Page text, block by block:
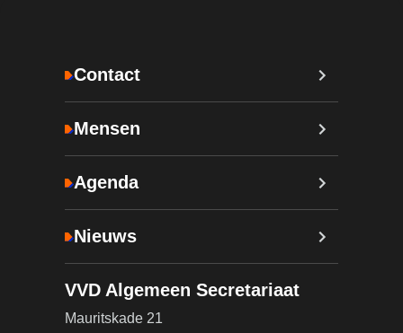
Contact
Mensen
Agenda
Nieuws
VVD Algemeen Secretariaat
Mauritskade 21